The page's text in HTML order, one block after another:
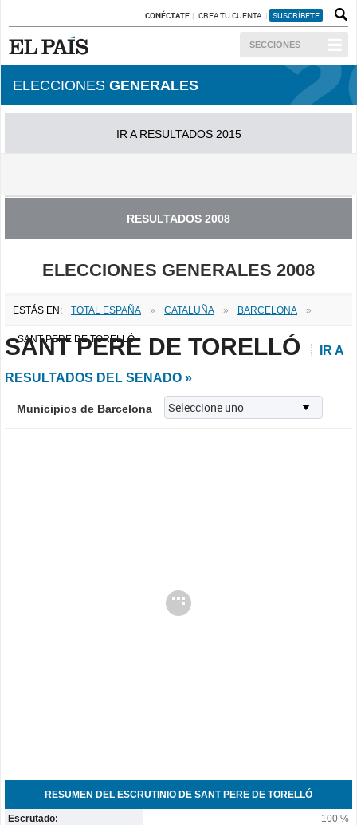
CONÉCTATE CREA TU CUENTA SUSCRÍBETE
SECCIONES
ELECCIONES GENERALES
IR A RESULTADOS 2015
RESULTADOS 2008
ELECCIONES GENERALES 2008
ESTÁS EN: TOTAL ESPAÑA » CATALUÑA » BARCELONA »
SANT PERE DE TORELLÓ
SANT PERE DE TORELLÓ
IR A
RESULTADOS DEL SENADO »
Municipios de Barcelona
RESUMEN DEL ESCRUTINIO DE SANT PERE DE TORELLÓ
Escrutado:
100 %